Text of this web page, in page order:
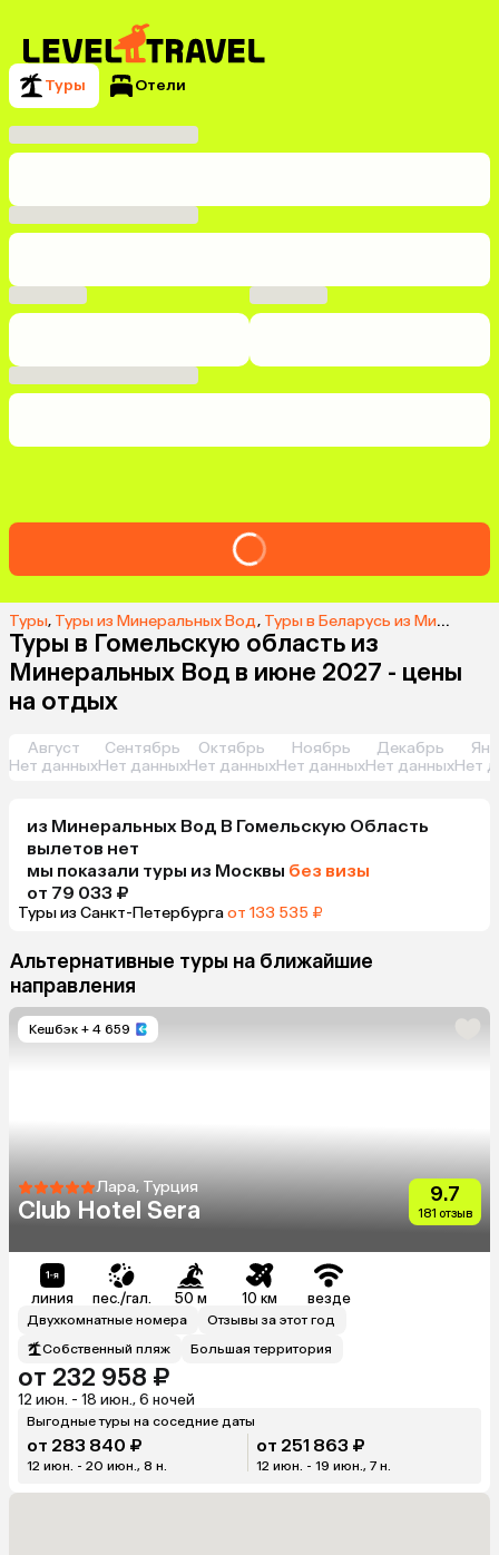
Туры Отели
Туры, Туры из Минеральных Вод, Туры в Беларусь из Минеральных Вод
Туры в Гомельскую область из
Минеральных Вод в июне 2027 - цены
на отдых
Август
Нет данных
Сентябрь
Нет данных
Октябрь
Нет данных
Ноябрь
Нет данных
Декабрь
Нет данныхНет
из Минеральных Вод В Гомельскую Область
вылетов нет
мы показали туры из Москвы без визы
от 79 033 ₽
Туры из Санкт-Петербургаот 133 535 ₽
Альтернативные туры на ближайшие
направления
Кешбэк + 4 659
Лара, Турция
Club Hotel Sera
9.7
181 отзыв
линия пес./гал. 50 м 10 км везде
Двухкомнатные номера
Отзывы за этот год
Собственный пляж
Большая территория
от 232 958 ₽
12 июн. - 18 июн., 6 ночей
Выгодные туры на соседние даты
от 283 840 ₽
12 июн. - 20 июн., 8 н.
от 251 863 ₽
12 июн. - 19 июн., 7 н.